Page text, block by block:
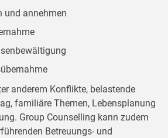
und annehmen
anderem Konflikte, belastende
familiäre Themen, Lebensplanung
Group Counselling kann zudem
Betreuungs- und